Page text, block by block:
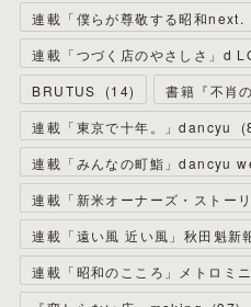
連載「僕らが尊敬する昭和next.
連載「つづく店のやさしさ」d
BRUTUS
(14) 書籍『不肖
連載「東京で十年。」dancyu
(
連載「みんなの町鮨」dancyu
連載「新米オーナーズ・ストー
連載「遠い風 近い風」秋田魁新
連載「昭和のこころ」メトロミ